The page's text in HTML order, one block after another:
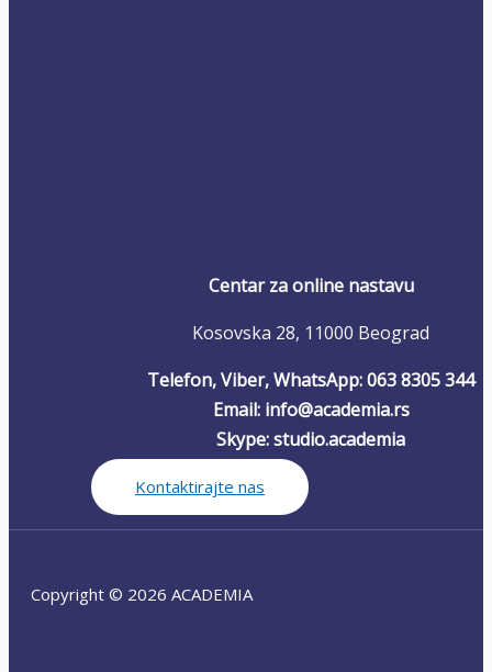
Centar za online nastavu
Kosovska 28, 11000 Beograd
Telefon, Viber, WhatsApp: 063 8305 344
Email: info@academia.rs
Skype: studio.academia
Kontaktirajte nas
Copyright © 2026 ACADEMIA